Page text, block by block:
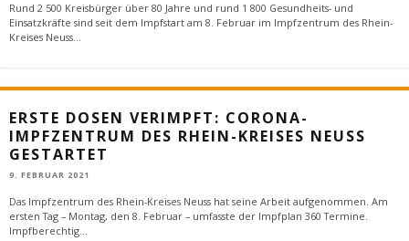
Rund 2 500 Kreisbürger über 80 Jahre und rund 1 800 Gesundheits- und
Einsatzkräfte sind seit dem Impfstart am 8. Februar im Impfzentrum des Rhein-
Kreises Neuss...
ERSTE DOSEN VERIMPFT: CORONA-
IMPFZENTRUM DES RHEIN-KREISES NEUSS
GESTARTET
9. FEBRUAR 2021
Das Impfzentrum des Rhein-Kreises Neuss hat seine Arbeit aufgenommen. Am
ersten Tag – Montag, den 8. Februar – umfasste der Impfplan 360 Termine.
Impfberechtig...